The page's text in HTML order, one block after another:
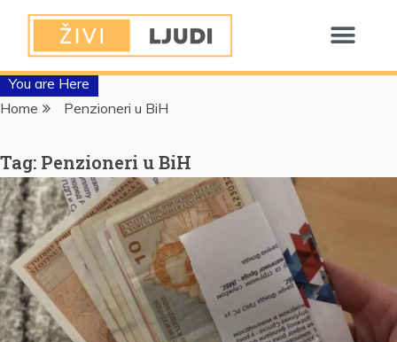
You are Here
Home
Penzioneri u BiH
Tag: Penzioneri u BiH